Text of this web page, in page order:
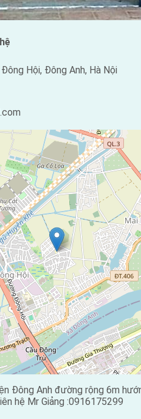
Hội, Đông Anh, Hà Nội
Đông Anh đường rộng 6m
hệ Mr Giảng :0916175299